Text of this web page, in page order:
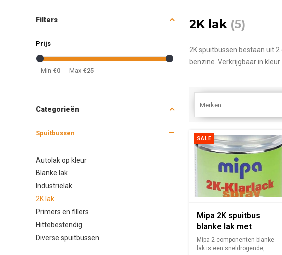
Filters
Prijs
Min €0 Max €25
Categorieën
Spuitbussen
Autolak op kleur
Blanke lak
Industrielak
2K lak
Primers en fillers
Hittebestendig
Diverse spuitbussen
2K lak (5)
2K spuitbussen bestaan uit
benzine. Verkrijgbaar in kleur
Merken
SALE
Mipa 2K spuitbus
blanke lak met
doordrukpatroon
250ml
Mipa 2-componenten blanke
lak is een sneldrogende,